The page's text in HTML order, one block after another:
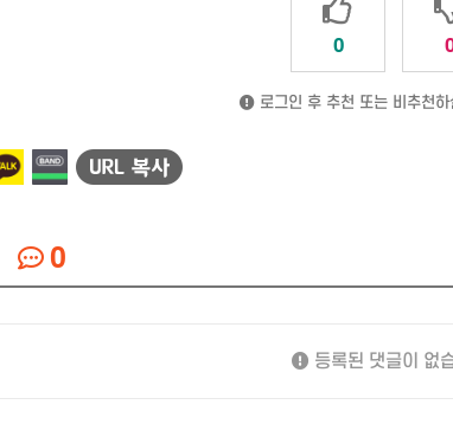
0
로그인 후 추천 또는 비추천하
0
등록된 댓글이 없